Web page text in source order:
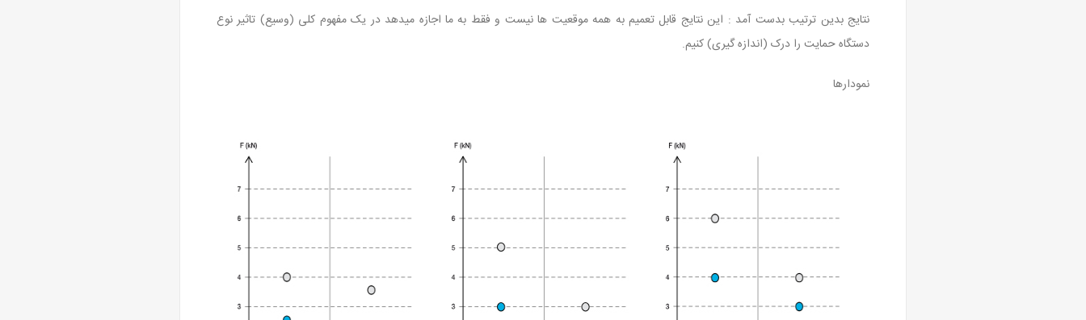
نتایج بدین ترتیب بدست آمد : این نتایج قابل تعمیم به همه موقعیت ها نیست و فقط به ما اجازه میدهد در یک مفهوم کلی (وسیع) تاثیر نوع
دستگاه حمایت را درک (اندازه گیری) کنیم.
نمودارها